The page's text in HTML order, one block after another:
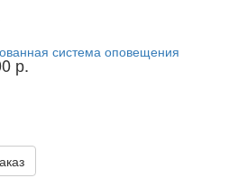
система оповещения
р.